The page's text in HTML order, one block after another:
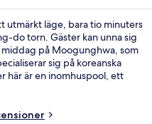
utmärkt läge, bara tio minuters
do torn. Gäster kan unna sig
på Moogunghwa, som
sig på koreanska
här är en inomhuspool, ett